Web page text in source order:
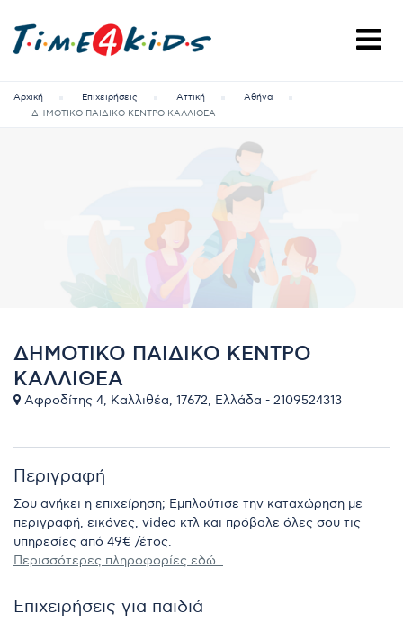
Αρχική Επιχειρήσεις Αττική
Αθήνα
ΔΗΜΟΤΙΚΟ ΠΑΙΔΙΚΟ ΚΕΝΤΡΟ ΚΑΛΛΙΘΕΑ
ΔΗΜΟΤΙΚΟ ΠΑΙΔΙΚΟ ΚΕΝΤΡΟ
ΚΑΛΛΙΘΕΑ
Αφροδίτης 4, Καλλιθέα, 17672, Ελλάδα - 2109524313
Περιγραφή
Σου ανήκει η επιχείρηση; Εμπλούτισε την καταχώρηση με
περιγραφή, εικόνες, video κτλ και πρόβαλε όλες σου τις
υπηρεσίες από 49€ /έτος.
Περισσότερες πληροφορίες εδώ..
Επιχειρήσεις για παιδιά